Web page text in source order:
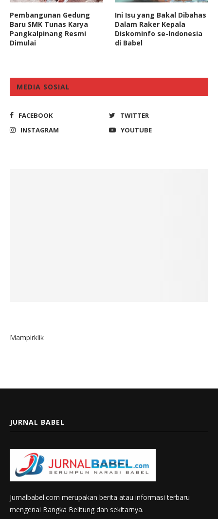
Pembangunan Gedung
Baru SMK Tunas Karya
Pangkalpinang Resmi
Dimulai
Ini Isu yang Bakal Dibahas
Dalam Raker Kepala
Diskominfo se-Indonesia
di Babel
MEDIA SOSIAL
FACEBOOK
TWITTER
INSTAGRAM
YOUTUBE
Mampirklik
JURNAL BABEL
Jurnalbabel.com merupakan berita atau informasi terbaru
mengenai Bangka Belitung dan sekitarnya.